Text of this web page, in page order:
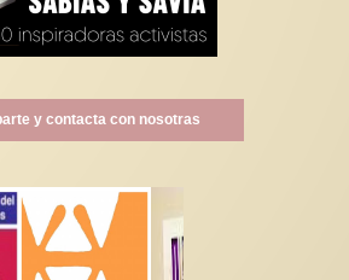
y contacta con nosotras